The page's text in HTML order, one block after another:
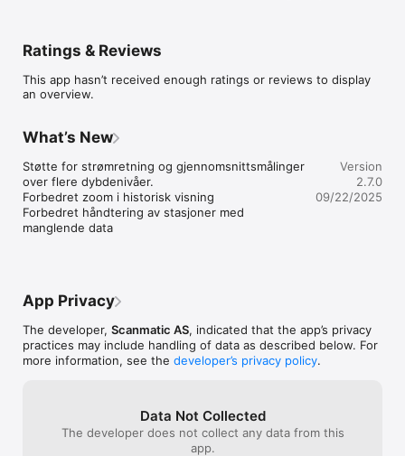
institutt. Kystverkets stasjoner sender inn data hvert 5.
oppdateres hver hele time.
feil og ufullstendigheter, teknisk eller på annen måte.
Kystverket påtar seg intet ansvar for feil eller
ufullstendigheter i forbindelse med andres tilgang til, og bruk
av disse opplysningene.
Historiske data:
Ved å trykke på et element i listen av måleverdier på siden for
detaljert stasjonsinformasjon vises en grafisk presentasjon av
ikonet. 3, 6 og 12 timer er alternativene.
Automatisk oppdatering:
Som standard vil applikasjonen automatisk laste ned de siste
måleverdier hvert femte minutt. Dersom appen er i
målinger. Automatisk oppdatering kan skrus av og på i appens
innstillinger. Historikkgrafene oppdateres ikke automatisk.
Ratings & Reviews
This app hasn’t received enough ratings or reviews to display
an overview.
What’s New
Støtte for strømretning og gjennomsnittsmålinger
over flere dybdenivåer.
Forbedret zoom i historisk visning
Forbedret håndtering av stasjoner med
manglende data
Version
2.7.0
09/22/2025
App Privacy
The developer, Scanmatic AS, indicated that the app’s privacy
practices may include handling of data as described below. For
more information, see the developer’s privacy policy.
Data Not Collected
The developer does not collect any data from this
app.